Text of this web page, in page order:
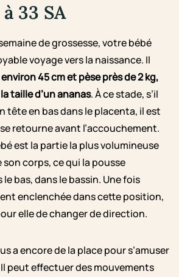
33 SA
de grossesse, votre bébé
voyage vers la naissance. Il
environ 45 cm et pèse près de 2 kg,
taille d’un ananas.À ce stade, s’il
tête en bas dans le placenta, il est
retourne avant l’accouchement.
est la partie la plus volumineuse
corps, ce qui la pousse
bas, dans le bassin. Une fois
enclenchée dans cette position,
elle de changer de direction.
a encore de la place pour s’amuser
peut effectuer des mouvements